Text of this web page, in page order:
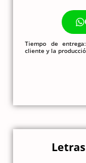
Tiempo de
cliente y la